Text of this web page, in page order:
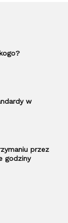
w
przez
godziny